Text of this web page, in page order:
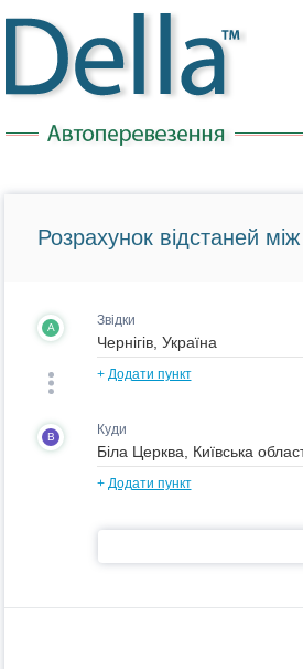
Розрахунок відстаней
A Звідки
+ Додати пункт
B Куди
+ Додати пункт